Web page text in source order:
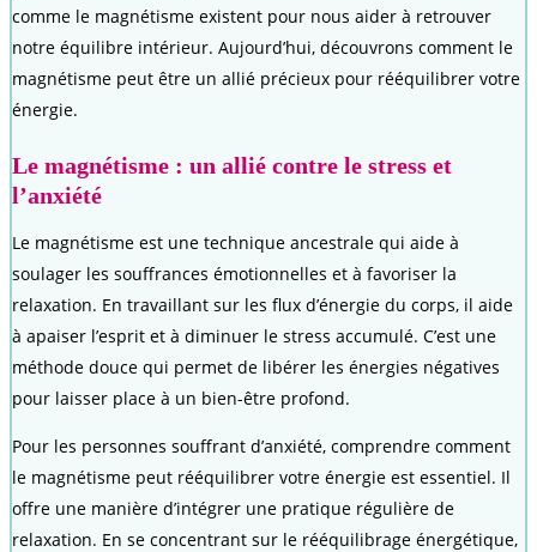
comme le magnétisme existent pour nous aider à retrouver
notre équilibre intérieur. Aujourd’hui, découvrons comment le
magnétisme peut être un allié précieux pour rééquilibrer votre
énergie.
Le magnétisme : un allié contre le stress et
l’anxiété
Le magnétisme est une technique ancestrale qui aide à
soulager les souffrances émotionnelles et à favoriser la
relaxation. En travaillant sur les flux d’énergie du corps, il aide
à apaiser l’esprit et à diminuer le stress accumulé. C’est une
méthode douce qui permet de libérer les énergies négatives
pour laisser place à un bien-être profond.
Pour les personnes souffrant d’anxiété, comprendre comment
le magnétisme peut rééquilibrer votre énergie est essentiel. Il
offre une manière d’intégrer une pratique régulière de
relaxation. En se concentrant sur le rééquilibrage énergétique,